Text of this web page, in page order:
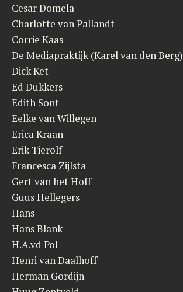
Cesar Domela
Charlotte van Pallandt
Corrie Kaas
De Mediapraktijk (Karel van den Berg)
Dick Ket
Ed Dukkers
Edith Sont
Eelke van Willegen
Erica Kraan
Erik Tierolf
Francesca Zijlsta
Gert van het Hoff
Guus Hellegers
Hans
Hans Blank
H.A.vd Pol
Henri van Daalhoff
Herman Gordijn